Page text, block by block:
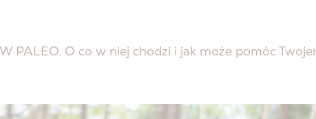
PALEO. O co w niej chodzi i jak może pomóc